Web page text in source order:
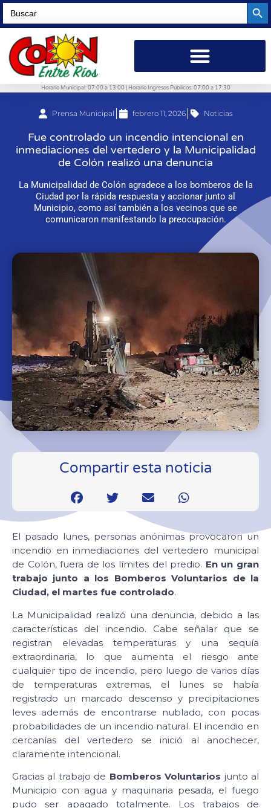
Search
for:
Horario Municipal: 07:00 a 13:00 | Horario Ingresos Públicos: 07:00 a 17:30
Prensa Municipal febrero 11, 2026 Noticias
Fue controlado un incendio intencional en
inmediaciones del vertedero y la Municipalidad
de Colón realizó una denuncia
La Municipalidad de Colón agradece a los bomberos de la
Ciudad por la rápida respuesta y accionar junto al
Municipio, como así también a los vecinos que se
comunicaron manifestando la preocupación.
Compartir esta noticia
El pasado lunes, personas anónimas provocaron un
incendio en inmediaciones del vertedero municipal
de Colón, fuera de los límites del predio. En un gran
trabajo junto a los Bomberos Voluntarios de la
Ciudad, el martes fue controlado.
La Municipalidad realizó una denuncia, debido a las
características del incendio. Cabe señalar que se
registran elevadas temperaturas y una sequía
extraordinaria, lo que aumenta el riesgo ante
cualquier tipo de incendio, pero luego de varios días
de temperaturas extremas, el lunes se había
registrado un marcado descenso y precipitaciones
leves además de encontrarse nublado, con pocas
probabilidades de un incendio natural. El incendio en
cercanías del vertedero se inició al anochecer,
claramente intencional.
Gracias al trabajo de Bomberos Voluntarios junto al
Municipio con agua y maquinaria pesada, el fuego
pudo ser apagado totalmente. Los trabajos de